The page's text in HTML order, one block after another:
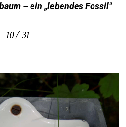
– ein „lebendes Fossil“
10 / 31